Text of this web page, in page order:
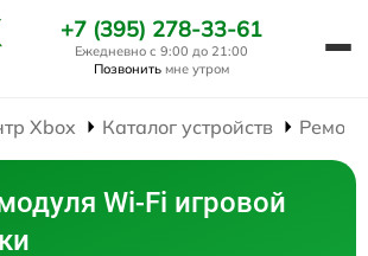
+7 (395) 278-33-61
Ежедневно с 9:00 до 21:00
Позвонить мне утром
Xbox Каталог устройств
Wi-Fi игровой